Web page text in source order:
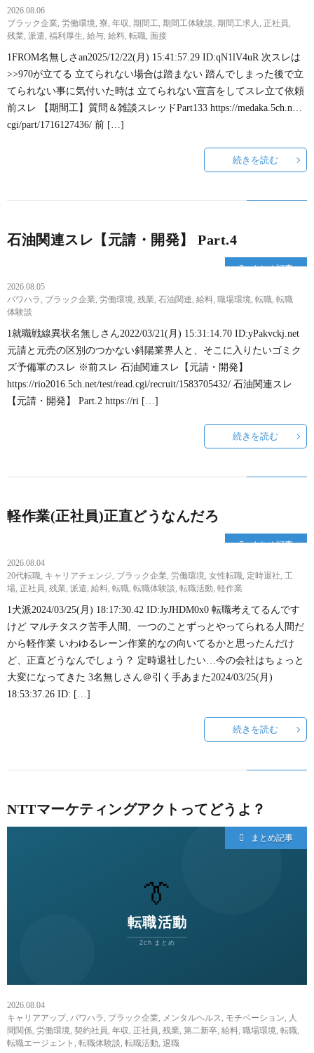
2026.08.06
ブラック企業, 労働環境, 寮, 年収, 期間工, 期間工体験談, 期間工求人 , 正社員,
残業, 派遣, 福利厚生, 給与, 給料, 転職, 面接
1FROM名無しさan2025/12/22(月) 15:41:57.29 ID:qN1lV4uR 次スレは
>>970が立てる 立てられない場合は踏まない 踏んでしまった後で立
てられない事に気付いた時は 立てられない宣言をしてスレ立て依頼
前スレ 【期間工】質問＆雑談スレッドPart133 https://medaka.5ch.n…
cgi/part/1716127436/ 前 […]
続きを読む
石油関連スレ【元請・開発】 Part.4
まとめ記事
2026.08.05
パワハラ , ブラック企業, 労働環境, 残業, 石油関連, 給料, 職場環境, 転職, 転職
体験談
1就職戦線異状名無しさん2022/03/21(月) 15:31:14.70 ID:yPakvckj.net
元請と元売の区別のつかない斜陽業界人と、そこに入りたいゴミク
ズ予備軍のスレ ※前スレ 石油関連スレ【元請・開発】
https://rio2016.5ch.net/test/read.cgi/recruit/1583705432/ 石油関連スレ
【元請・開発】 Part.2 https://ri […]
続きを読む
軽作業(正社員)正直どうなんだろ
まとめ記事
2026.08.04
20代転職, キャリアチェンジ, ブラック企業, 労働環境, 女性転職, 定時退社, 工
場, 正社員, 残業, 派遣, 給料, 転職, 転職体験談, 転職活動, 軽作業
1犬派2024/03/25(月) 18:17:30.42 ID:JyJHDM0x0 転職考えてるんです
けど マルチタスク苦手人間、一つのことずっとやってられる人間だ
から軽作業 いわゆるレーン作業的なの向いてるかと思ったんだけ
ど、正直どうなんでしょう？ 定時退社したい…今の会社はちょっと
大変になってきた 3名無しさん＠引く手あまた2024/03/25(月)
18:53:37.26 ID: […]
続きを読む
NTTマーケティングアクトってどうよ？
まとめ記事
2026.08.04
キャリアアップ, パワハラ ブラック企業 メンタルヘルス モチベーション
人
間関係 労働環境 契約社員 年収 正社員 残業 第二新卒 給料 職場環境 転職
転職エージェント
転職体験談 転職活動 退職